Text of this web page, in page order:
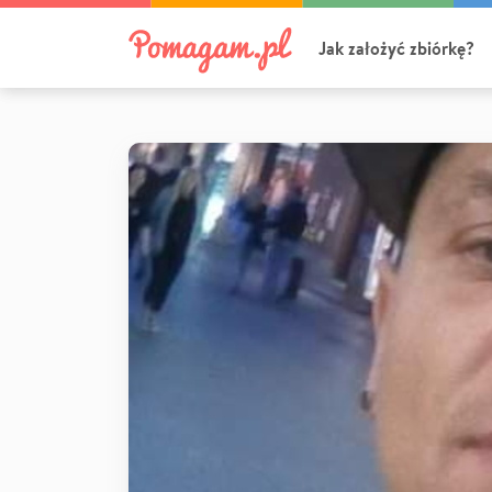
Jak założyć zbiórkę?